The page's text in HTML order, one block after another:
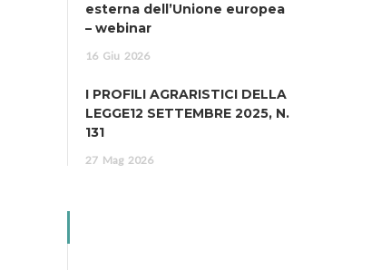
esterna dell’Unione europea
– webinar
16 Giu 2026
I PROFILI AGRARISTICI DELLA
LEGGE12 SETTEMBRE 2025, N.
131
27 Mag 2026